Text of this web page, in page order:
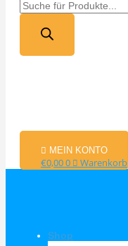
MEIN KONTO
€0,000 Warenkorb
Shop